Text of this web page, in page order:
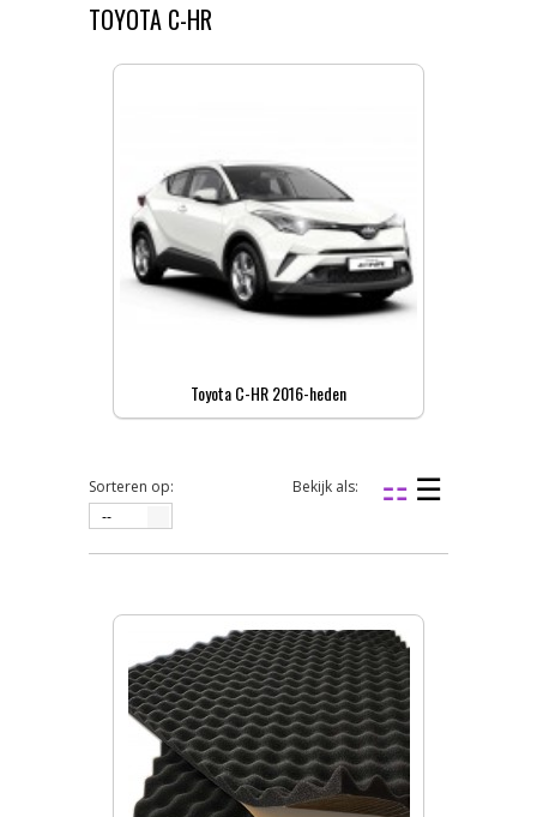
TOYOTA C-HR
Toyota C-HR 2016-heden
Sorteren op:
--
Bekijk als: